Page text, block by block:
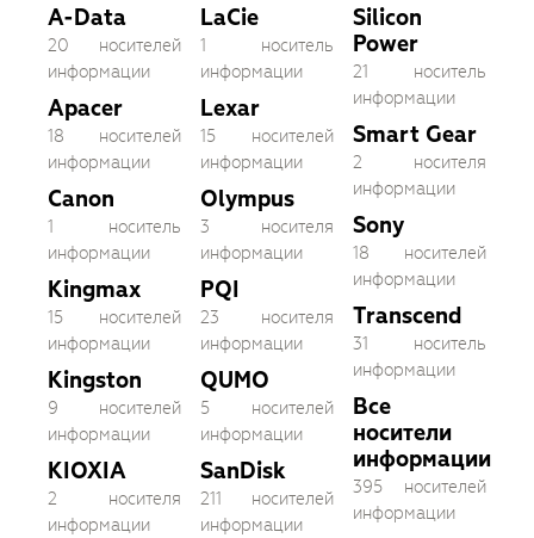
A-Data
20 носителей
информации
Apacer
18 носителей
информации
Canon
1 носитель
информации
Kingmax
15 носителей
информации
Kingston
9 носителей
информации
KIOXIA
2 носителя
информации
LaCie
1 носитель
информации
Lexar
15 носителей
информации
Olympus
3 носителя
информации
PQI
23 носителя
информации
QUMO
5 носителей
информации
SanDisk
211 носителей
информации
Silicon
Power
21 носитель
информации
Smart Gear
2 носителя
информации
Sony
18 носителей
информации
Transcend
31 носитель
информации
Все
носители
информации
395 носителей
информации